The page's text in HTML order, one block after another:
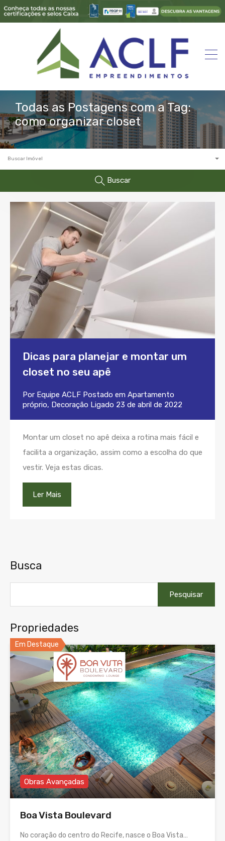
Todas as Postagens com a Tag:
como organizar closet
Buscar Imóvel
Buscar
Dicas para planejar e montar um
closet no seu apê
Por Equipe ACLF Postado em Apartamento
próprio, Decoração Ligado 23 de abril de 2022
Montar um closet no apê deixa a rotina mais fácil e
facilita a organização, assim como a escolha do que
vestir. Veja estas dicas.
Ler Mais
Busca
por:
Propriedades
Em Destaque
Obras Avançadas
Boa Vista Boulevard
No coração do centro do Recife, nasce o Boa Vista…